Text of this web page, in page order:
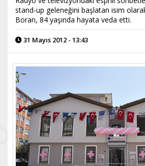
stand-up geleneğini başlatan isim
Boran, 84 yaşında hayata veda etti.
31 Mayıs 2012 - 13:43